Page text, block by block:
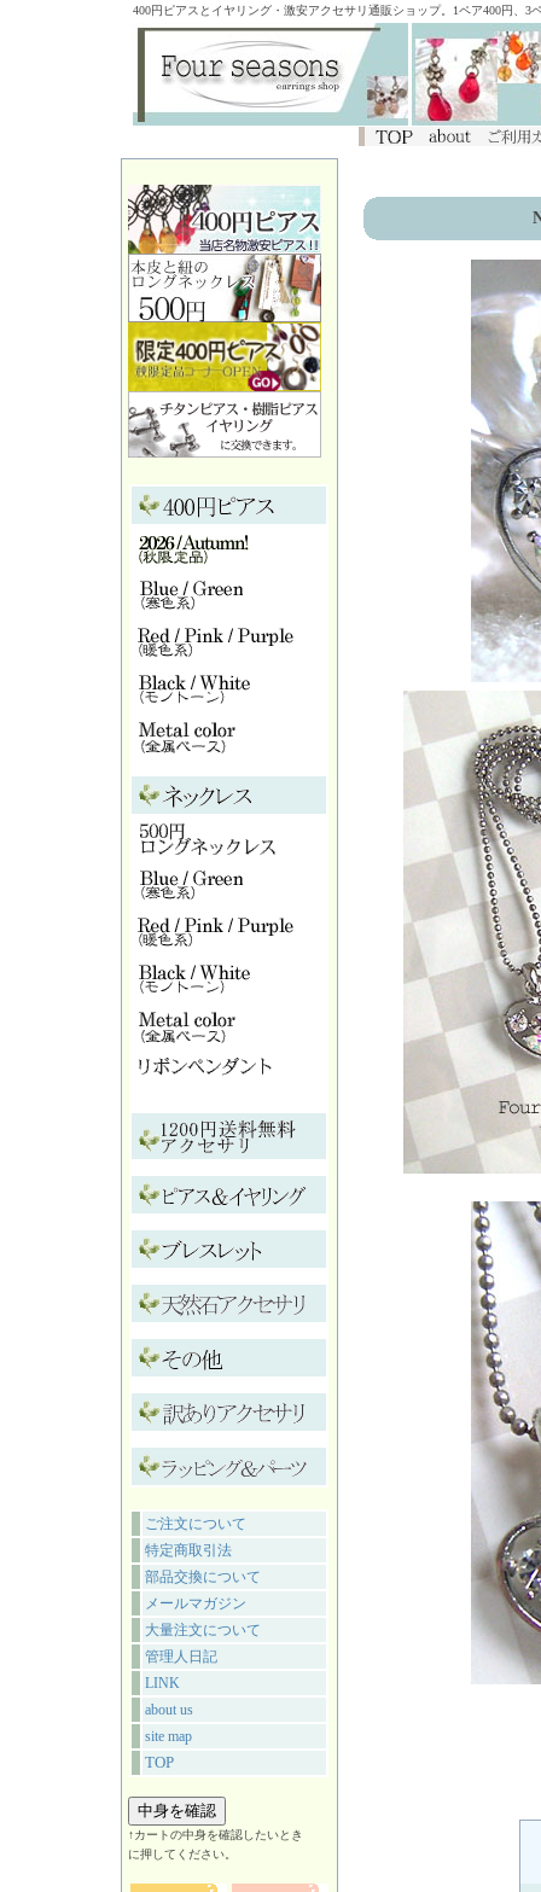
400円ピアスとイヤリング・激安アクセサリ通販ショップ。1ペア400円、
ご注文について
特定商取引法
部品交換について
メールマガジン
大量注文について
管理人日記
LINK
about us
site map
TOP
↑カートの中身を確認したいとき
に押してください。